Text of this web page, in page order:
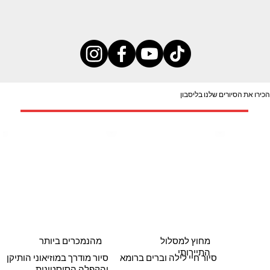
הכירו את הסיורים שלנו בליסבון
מהנמכרים ביותר
סיור מודרך במוזיאוני הותיקן
מחוץ למסלול
התיירותי
סיור חיי לילה וברים ברומא